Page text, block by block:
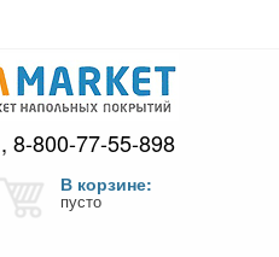
8-800-77-55-898
В корзине:
пусто